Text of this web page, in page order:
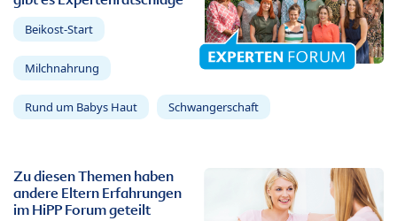
Beikost-Start
Milchnahrung
Rund um Babys Haut Schwangerschaft
Zu diesen Themen haben
andere Eltern Erfahrungen
im HiPP Forum geteilt